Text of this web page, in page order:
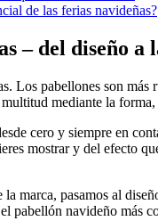
de las ferias navideñas?
– del diseño
Los pabellones son
mediante la
cero y siempre en
mostrar y del efecto
marca, pasamos al
pabellón navideño más